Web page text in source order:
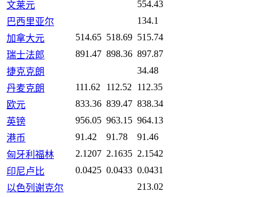
文莱元
554.43
巴西里亚尔
134.1
加拿大元
514.65 518.69 515.74
瑞士法郎
891.47 898.36 897.87
捷克克朗
34.48
丹麦克朗
111.62 112.52
112.35
欧元
833.36 839.47 838.34
英镑
956.05 963.15 964.13
港币
91.42 91.78
91.46
匈牙利福林
2.1207 2.1635 2.1542
印尼卢比
0.0425 0.0433 0.0431
以色列谢克尔
213.02